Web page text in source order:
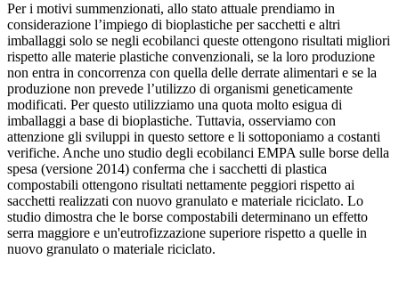
Per i motivi summenzionati, allo stato attuale prendiamo in
considerazione l’impiego di bioplastiche per sacchetti e altri
imballaggi solo se negli ecobilanci queste ottengono risultati migliori
rispetto alle materie plastiche convenzionali, se la loro produzione
non entra in concorrenza con quella delle derrate alimentari e se la
produzione non prevede l’utilizzo di organismi geneticamente
modificati. Per questo utilizziamo una quota molto esigua di
imballaggi a base di bioplastiche. Tuttavia, osserviamo con
attenzione gli sviluppi in questo settore e li sottoponiamo a costanti
verifiche. Anche uno studio degli ecobilanci EMPA sulle borse della
spesa (versione 2014) conferma che i sacchetti di plastica
compostabili ottengono risultati nettamente peggiori rispetto ai
sacchetti realizzati con nuovo granulato e materiale riciclato. Lo
studio dimostra che le borse compostabili determinano un effetto
serra maggiore e un'eutrofizzazione superiore rispetto a quelle in
nuovo granulato o materiale riciclato.